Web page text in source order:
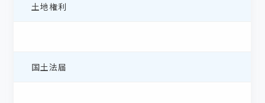
土地権利
国土法届